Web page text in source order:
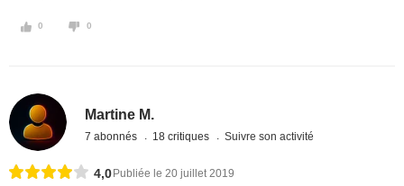
0 0
Martine M.
7 abonnés 18 critiques Suivre son activité
4,0 Publiée le 20 juillet 2019